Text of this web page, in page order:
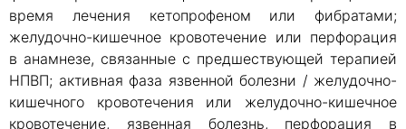
время лечения кетопрофеном или фибратами;
желудочно-кишечное кровотечение или перфорация
в анамнезе, связанные с предшествующей терапией
НПВП; активная фаза язвенной болезни / желудочно-
кишечного кровотечения или желудочно-кишечное
кровотечение, язвенная болезнь, перфорация в